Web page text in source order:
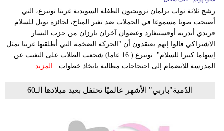
رشح ثلاثة نواب برلمان نرويجيون الطفلة السويدية غريتا تونبرغ، التي
أصبحت صوتا مسموعا في الحملات ضد تغير المناخ، لجائزة نوبل للسلام.
فريدي أندريه أوفستيغارد وعضوان آخران بارزان من حزب اليسار
الاشتراكي قالوا إنهم يعتقدون أن "الحركة الضخمة التي أطلقتها غريتا تمثل
إسهاما كبيرا للسلام". تونبرغ ( 16 عاما) شجعت الطلاب على التغيب عن
المدرسة للانضمام إلى احتجاجات مطالبة باتخاذ خطوات...
المزيد
الدُمية"باربي" الأشهر عالميًا تحتفل بعيد ميلادها الـ60